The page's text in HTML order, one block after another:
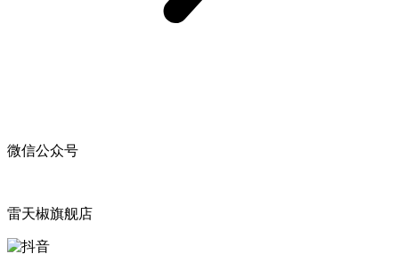
微信公众号
雷天椒旗舰店